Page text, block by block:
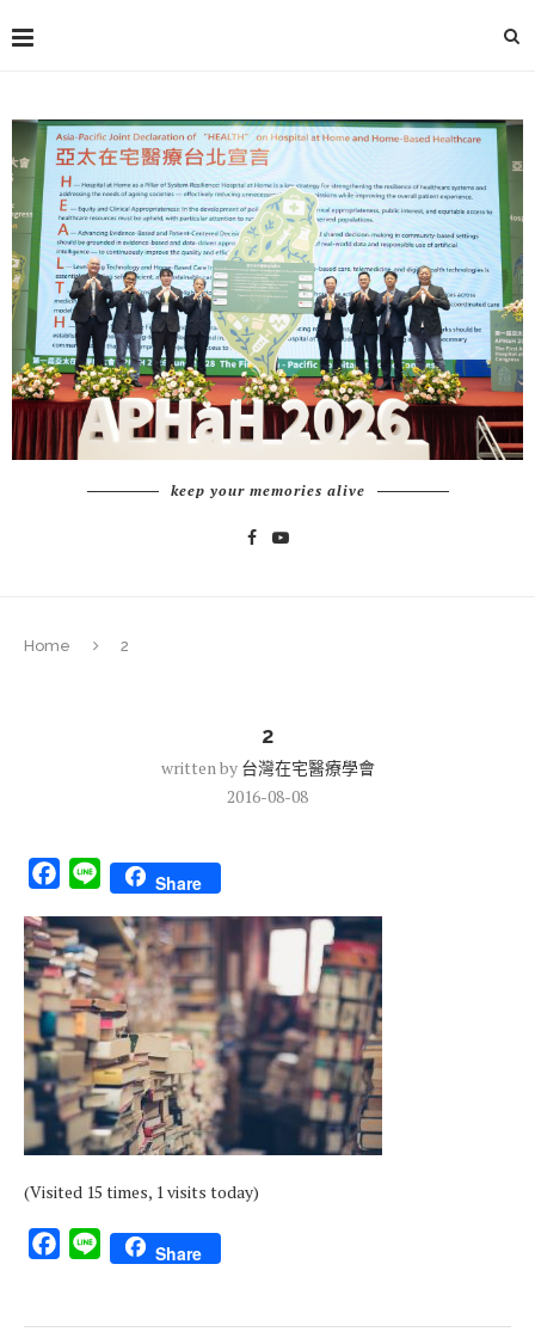
keep your memories alive
Home 2
2
written by 台灣在宅醫療學會
2016-08-08
Facebook
Line Share
(Visited 15 times, 1 visits today)
Facebook
Line Share